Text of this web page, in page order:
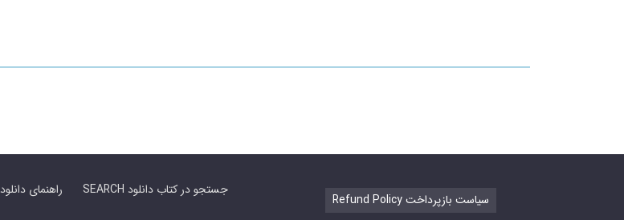
راهنمای دانلود SEARCH جستجو در کتاب دانلود
Refund Policy سیاست بازپرداخت